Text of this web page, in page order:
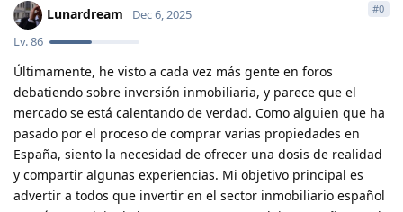
Lunardream
Lv.86
Dec 6, 2025 #0
Últimamente, he visto a cada vez más gente en foros
debatiendo sobre inversión inmobiliaria, y parece que el
mercado se está calentando de verdad. Como alguien que ha
pasado por el proceso de comprar varias propiedades en
España, siento la necesidad de ofrecer una dosis de realidad
y compartir algunas experiencias. Mi objetivo principal es
advertir a todos que invertir en el sector inmobiliario español